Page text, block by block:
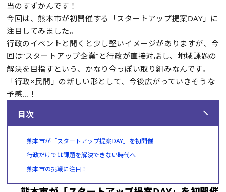
当のすずかんです！
今回は、熊本市が初開催する「スタートアップ提案DAY」に
注目してみました。
行政のイベントと聞くと少し堅いイメージがありますが、今
回は“スタートアップ企業”と行政が直接対話し、地域課題の
解決を目指すという、かなり今っぽい取り組みなんです。
「行政×民間」の新しい形として、今後広がっていきそうな
予感…！
目次
熊本市が「スタートアップ提案DAY」を初開催
行政だけでは課題を解決できない時代へ
熊本市の挑戦に注目！